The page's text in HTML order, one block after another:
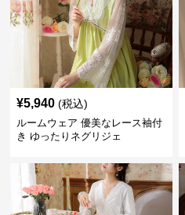
¥5,940 (税込)
ルームウェア 優美なレース袖付
き ゆったりネグリジェ